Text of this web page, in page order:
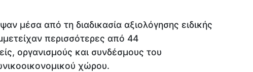
μέσα από τη διαδικασία αξιολόγησης ειδικής
περισσότερες από 44
οργανισμούς και συνδέσμους του
χώρου.